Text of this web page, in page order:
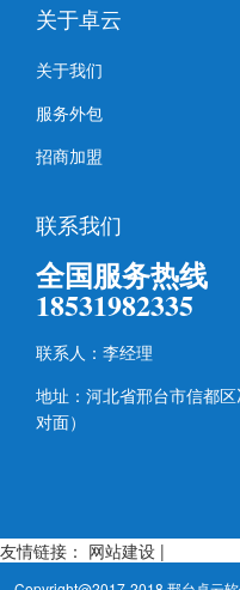
关于卓云
关于我们
服务外包
招商加盟
联系我们
全国服务热线
18531982335
联系人：李经理
地址：河北省邢台市信都
对面）
友情链接： 网站建设 |